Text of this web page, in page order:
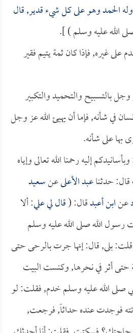
الحمد وهو على كل شيء قدير, قال
الله عليه وسلم ) ].
على غيره, فإذا كان ثمة يتيم فقير
بالتسبيح والتحميد والتكبير
في شأنه, فإما أن يهيئ الله عز وجل
بها على شأنه.
إليه رحمنا الله تعالى وإياه
قال: حدثناعبد الأعلىعنسعيد
عنابن أعبدقال: (قال ليعلي: ألا
الله صلى الله عليه وسلم
بلى, قال: إنها جرت بالرحى حتى
حتى أثر في نحرها, وكنست البيت
صلى الله عليه وسلم خدم, فقلت: لو
فوجدت عنده حداثاً, فرجعت,